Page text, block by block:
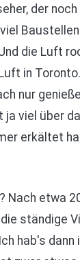
der
die Luft
in
nur
viel über
erkältet
Nach etwa
ständige
hab's